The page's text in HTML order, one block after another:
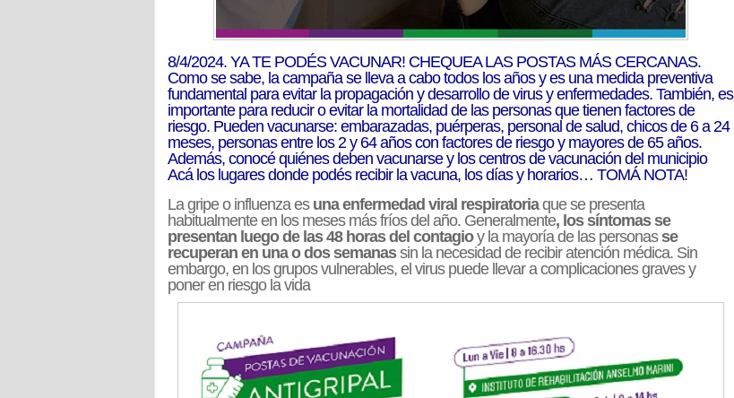
8/4/2024. YA TE PODÉS VACUNAR! CHEQUEA LAS POSTAS MÁS CERCANAS.
Como se sabe, la campaña se lleva a cabo todos los años y es una medida preventiva
fundamental para evitar la propagación y desarrollo de virus y enfermedades. También, es
importante para reducir o evitar la mortalidad de las personas que tienen factores de
riesgo. Pueden vacunarse: embarazadas, puérperas, personal de salud, chicos de 6 a 24
meses, personas entre los 2 y 64 años con factores de riesgo y mayores de 65 años.
Además, conocé quiénes deben vacunarse y los centros de vacunación del municipio
Acá los lugares donde podés recibir la vacuna, los días y horarios… TOMÁ NOTA!
La gripe o influenza es una enfermedad viral respiratoriaque se presenta
habitualmente en los meses más fríos del año. Generalmente, los síntomas se
presentan luego de las 48 horas del contagioy la mayoría de las personas se
recuperan en una o dos semanassin la necesidad de recibir atención médica. Sin
embargo, en los grupos vulnerables, el virus puede llevar a complicaciones graves y
poner en riesgo la vida